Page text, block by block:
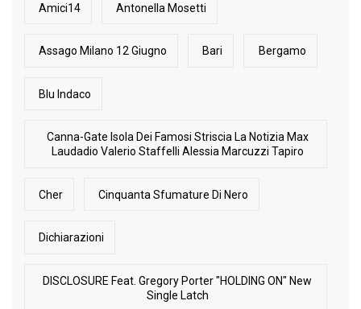
Amici14 Antonella Mosetti
Assago Milano 12 Giugno Bari Bergamo
Blu Indaco
Canna-Gate Isola Dei Famosi Striscia La Notizia Max
Laudadio Valerio Staffelli Alessia Marcuzzi Tapiro
Cher Cinquanta Sfumature Di Nero
Dichiarazioni
DISCLOSURE Feat. Gregory Porter "HOLDING ON" New
Single Latch